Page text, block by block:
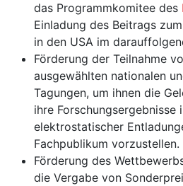
das Programmkomitee des
Einladung des Beitrags
in den USA im
Förderung der Teilnahme
ausgewählten nationalen
Tagungen, um ihnen die
ihre Forschungsergebnisse
elektrostatischer
Fachpublikum vorzustellen.
Förderung des
die Vergabe von